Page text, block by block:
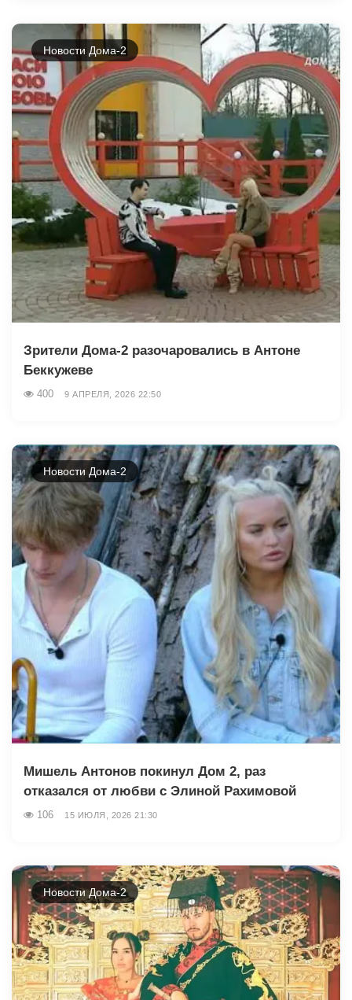
Новости Дома-2
Зрители Дома-2 разочаровались в Антоне
Беккужеве
400 9 АПРЕЛЯ, 2026 22:50
Новости Дома-2
Мишель Антонов покинул Дом 2, раз
отказался от любви с Элиной Рахимовой
106 15 ИЮЛЯ, 2026 21:30
Новости Дома-2